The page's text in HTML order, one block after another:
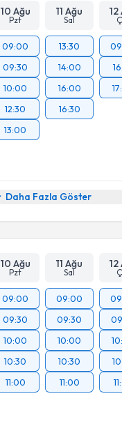
10 Ağu
Pzt
11 Ağu
Sal
12
09:00
09:30
10:00
12:30
13:00
13:30
14:00
16:00
16:30
Daha Fazla Göster
10 Ağu
Pzt
11 Ağu
Sal
12
09:00
09:30
10:00
10:30
11:00
09:00
09:30
10:00
10:30
11:00